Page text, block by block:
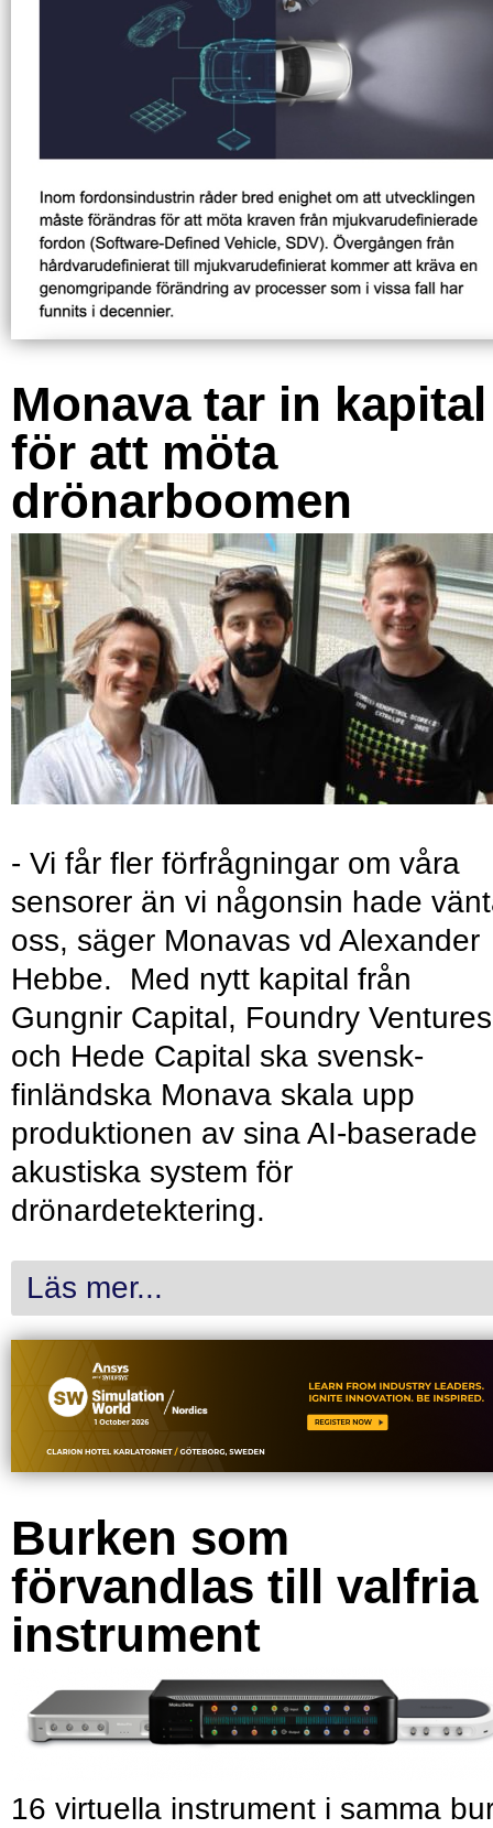
Monava tar in kapital
för att möta
drönarboomen
- Vi får fler förfrågningar om våra
sensorer än vi någonsin hade
oss, säger Monavas vd Alexander
Hebbe. Med nytt kapital från
Gungnir Capital, Foundry Ventures
och Hede Capital ska svensk-
finländska Monava skala upp
produktionen av sina AI-baserade
akustiska system för
drönardetektering.
Läs mer...
Burken som
förvandlas till valfria
instrument
16 virtuella instrument i samma